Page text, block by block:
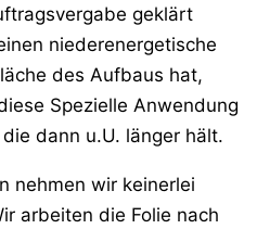
geklärt
niederenergetische
des Aufbaus hat,
Spezielle Anwendung
dann u.U. länger hält.
nehmen wir keinerlei
arbeiten die Folie nach